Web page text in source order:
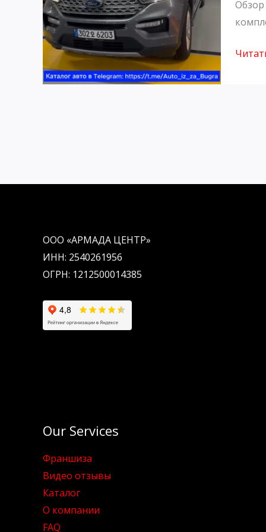
Обзор
ООО «АРМАДА ЦЕНТР»
ИНН: 2540261956
ОГРН: 1212500014385
Our Services
Франшиза
Видео отзывы
Каталог
О компании
FAQ